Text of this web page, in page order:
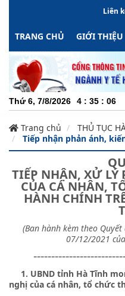
Liên
TRANG CHỦ GIỚI THIỆU
Thứ 6, 7/8/2026 4 : 35 : 07
Trang chủ
THỦ TỤC
Tiếp nhận phản ánh,
TIẾP NHẬN, XỬ LÝ
CỦA CÁ NHÂN,
HÀNH CHÍNH
(Ban hành kèm theo
07/12/2021
1. UBND tỉnh Hà Tĩnh
nghị của cá nhân, tổ chức